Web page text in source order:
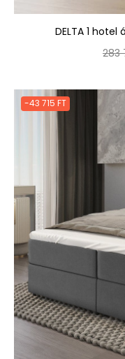
DELTA 1
283
-43 715 FT